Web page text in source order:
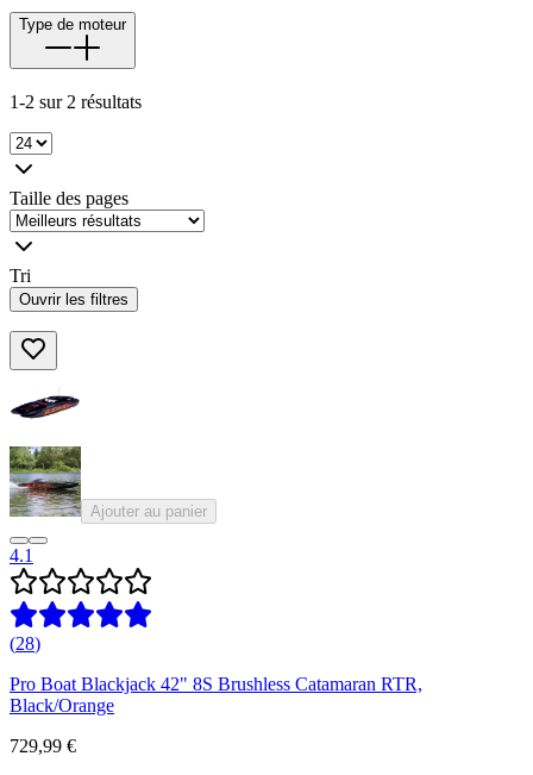
Type de moteur
1-2 sur 2 résultats
Taille des pages
Tri
Ouvrir les filtres
Ajouter au panier
4.1
(28)
Pro Boat Blackjack 42" 8S Brushless Catamaran RTR,
Black/Orange
729,99 €